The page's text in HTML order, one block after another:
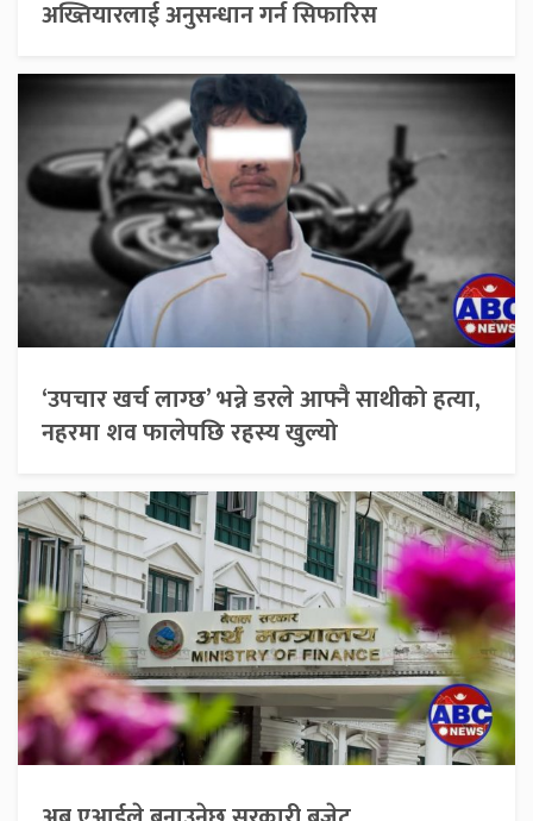
अख्तियारलाई अनुसन्धान गर्न सिफारिस
‘उपचार खर्च लाग्छ’ भन्ने डरले आफ्नै साथीको हत्या,
नहरमा शव फालेपछि रहस्य खुल्यो